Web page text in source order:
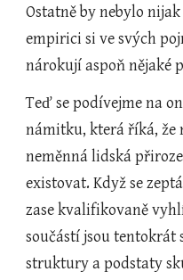
Ostatně by nebylo
empirici si ve svých
nárokují aspoň nějaké
Teď se podívejme na
námitku, která říká, že
neměnná lidská
existovat. Když se
zase kvalifikovaně
součástí jsou tentokrát
struktury a podstaty